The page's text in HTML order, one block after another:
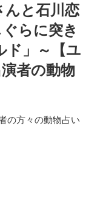
んと石川恋
らに突き
ド」～【ユ
者の動物
の方々の動物占い